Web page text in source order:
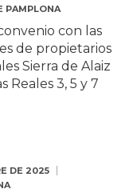
PAMPLONA
con las
de propietarios
Sierra de Alaiz
Reales 3, 5 y 7
DE 2025